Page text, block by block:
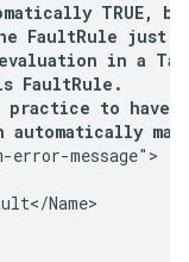
TRUE,
FaultRule just
in a
FaultRule.
practice to have
automatically
error-message">
Name>